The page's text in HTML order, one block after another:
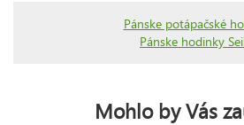
Pánske potápačské
Pánske hodinky
Mohlo by Vás